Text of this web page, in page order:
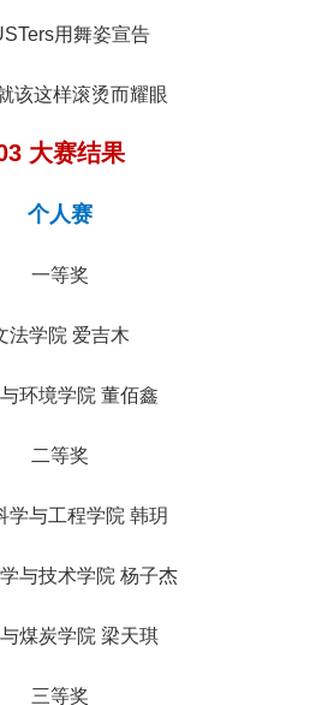
用舞姿宣告
该这样滚烫而耀眼
大赛结果
个人赛
一等奖
法学院 爱吉木
环境学院 董佰鑫
二等奖
学与工程学院 韩玥
与技术学院 杨子杰
煤炭学院 梁天琪
三等奖